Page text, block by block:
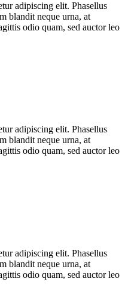
adipiscing elit. Phasellus
blandit neque urna, at
odio quam, sed auctor leo
adipiscing elit. Phasellus
blandit neque urna, at
odio quam, sed auctor leo
adipiscing elit. Phasellus
blandit neque urna, at
odio quam, sed auctor leo